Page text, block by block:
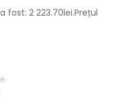
fost: 2 223.70lei.Prețul